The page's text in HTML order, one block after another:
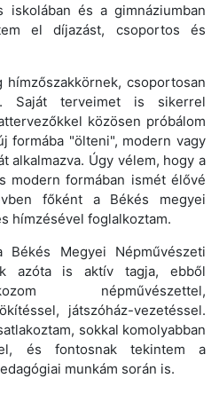
iskolában és a gimnáziumban
el díjazást, csoportos és
hímzőszakkörnek, csoportosan
Saját terveimet is sikerrel
közösen próbálom
formába "ölteni", modern vagy
alkalmazva. Úgy vélem, hogy a
modern formában ismét élővé
főként a Békés megyei
hímzésével foglalkoztam.
Békés Megyei Népművészeti
azóta is aktív tagja, ebből
népművészettel,
játszóház-vezetéssel.
sokkal komolyabban
és fontosnak tekintem a
munkám során is.